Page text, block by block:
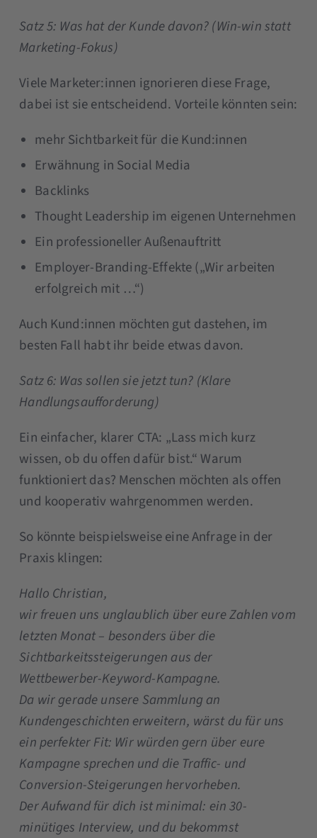
Satz 5: Was hat der Kunde davon? (Win-win statt
Marketing-Fokus)
Viele Marketer:innen ignorieren diese Frage,
dabei ist sie entscheidend. Vorteile könnten sein:
mehr Sichtbarkeit für die Kund:innen
Erwähnung in Social Media
Backlinks
Thought Leadership im eigenen Unternehmen
Ein professioneller Außenauftritt
Employer-Branding-Effekte („Wir arbeiten
erfolgreich mit …“)
Auch Kund:innen möchten gut dastehen, im
besten Fall habt ihr beide etwas davon.
Satz 6: Was sollen sie jetzt tun? (Klare
Handlungsaufforderung)
Ein einfacher, klarer CTA: „Lass mich kurz
wissen, ob du offen dafür bist.“ Warum
funktioniert das? Menschen möchten als offen
und kooperativ wahrgenommen werden.
So könnte beispielsweise eine Anfrage in der
Praxis klingen:
Hallo Christian,
wir freuen uns unglaublich über eure Zahlen vom
letzten Monat – besonders über die
Sichtbarkeitssteigerungen aus der
Wettbewerber-Keyword-Kampagne.
Da wir gerade unsere Sammlung an
Kundengeschichten erweitern, wärst du für uns
ein perfekter Fit: Wir würden gern über eure
Kampagne sprechen und die Traffic- und
Conversion-Steigerungen hervorheben.
Der Aufwand für dich ist minimal: ein 30-
minütiges Interview, und du bekommst